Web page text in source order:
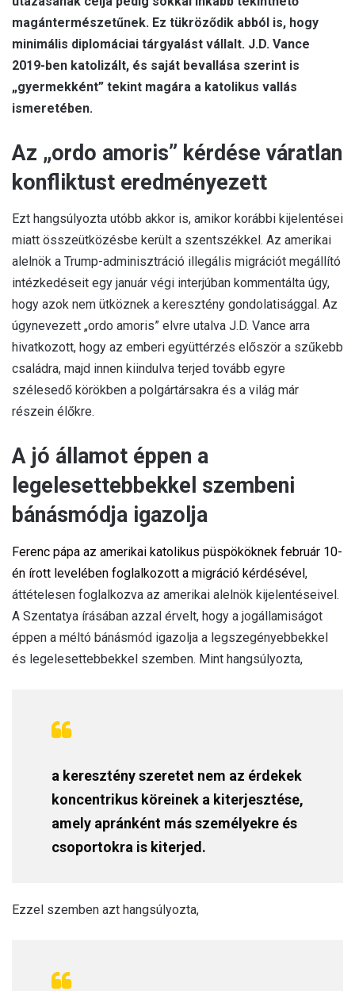
magántermészetűnek. Ez tükröződik abból is, hogy
minimális diplomáciai tárgyalást vállalt. J.D. Vance
2019-ben katolizált, és saját bevallása szerint is
„gyermekként” tekint magára a katolikus vallás
ismeretében.
Az „ordo amoris” kérdése váratlan
konfliktust eredményezett
Ezt hangsúlyozta utóbb akkor is, amikor korábbi kijelentései
miatt összeütközésbe került a szentszékkel. Az amerikai
alelnök a Trump-adminisztráció illegális migrációt megállító
intézkedéseit egy január végi interjúban kommentálta úgy,
hogy azok nem ütköznek a keresztény gondolatisággal. Az
úgynevezett „ordo amoris” elvre utalva J.D. Vance arra
hivatkozott, hogy az emberi együttérzés először a szűkebb
családra, majd innen kiindulva terjed tovább egyre
szélesedő körökben a polgártársakra és a világ már
részein élőkre.
A jó államot éppen a
legelesettebbekkel szembeni
bánásmódja igazolja
Ferenc pápa az amerikai katolikus püspököknek február 10-
én írott levelében foglalkozott a migráció kérdésével,
áttételesen foglalkozva az amerikai alelnök kijelentéseivel.
A Szentatya írásában azzal érvelt, hogy a jogállamiságot
éppen a méltó bánásmód igazolja a legszegényebbekkel
és legelesettebbekkel szemben. Mint hangsúlyozta,
a keresztény szeretet nem az érdekek
koncentrikus köreinek a kiterjesztése,
amely apránként más személyekre és
csoportokra is kiterjed.
Ezzel szemben azt hangsúlyozta,